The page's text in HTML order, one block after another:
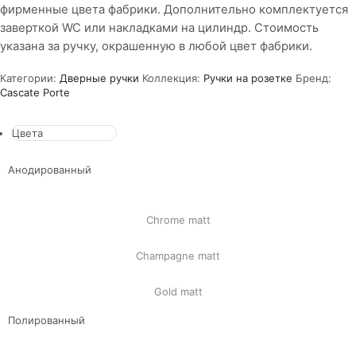
фирменные цвета фабрики. Дополнительно комплектуется
заверткой WC или накладками на цилиндр. Стоимость
указана за ручку, окрашенную в любой цвет фабрики.
Категории: Дверные ручки Коллекция: Ручки на розетке Бренд:
Cascate Porte
Цвета
Анодированный
Chrome matt
Champagne matt
Gold matt
Полированный